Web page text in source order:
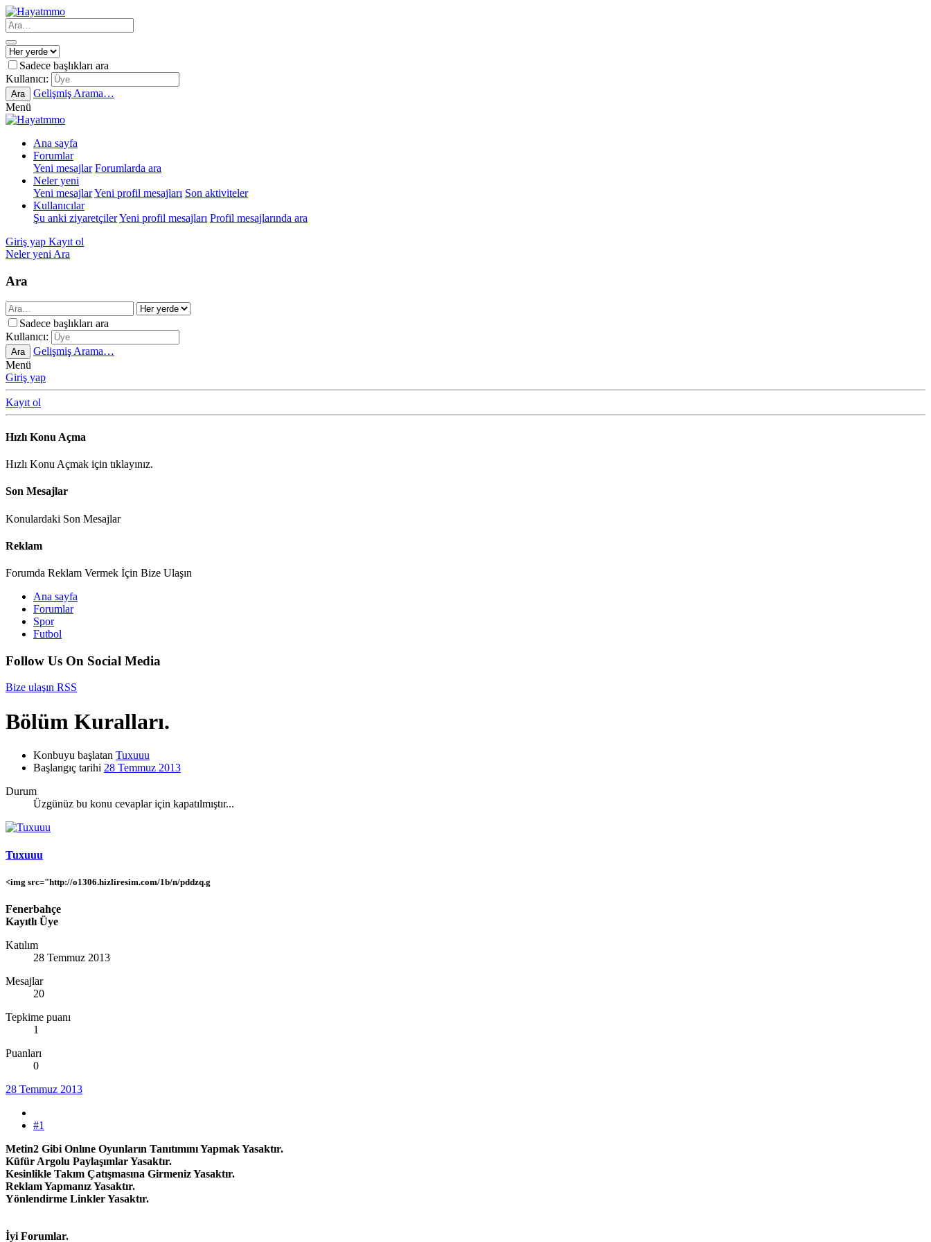
Sadece başlıkları ara
Kullanıcı:
Ara
Gelişmiş Arama…
Menü
Ana sayfa
Forumlar
Yeni mesajlar Forumlarda ara
Neler yeni
Yeni mesajlarYeni profil mesajları Son aktiviteler
Kullanıcılar
Şu anki ziyaretçilerYeni profil mesajları Profil mesajlarında ara
Giriş yap Kayıt ol
Neler yeni Ara
Ara
Sadece başlıkları ara
Kullanıcı:
Ara
Gelişmiş Arama…
Menü
Giriş yap
Kayıt ol
Hızlı Konu Açma
Hızlı Konu Açmak için tıklayınız.
Son Mesajlar
Konulardaki Son Mesajlar
Reklam
Forumda Reklam Vermek İçin Bize Ulaşın
Ana sayfa
Forumlar
Spor
Futbol
Follow Us On Social Media
Bize ulaşın RSS
Bölüm Kuralları.
Konbuyu başlatan Tuxuuu
Başlangıç tarihi 28 Temmuz 2013
Durum
Üzgünüz bu konu cevaplar için kapatılmıştır...
Tuxuuu
<img src="http://o1306.hizliresim.com/1b/n/pddzq.g
Fenerbahçe
Kayıtlı Üye
Katılım
28 Temmuz 2013
Mesajlar
20
Tepkime puanı
1
Puanları
0
28 Temmuz 2013
#1
Metin2 Gibi Onlıne Oyunların Tanıtımını Yapmak Yasaktır.
Küfür Argolu Paylaşımlar Yasaktır.
Kesinlikle Takım Çatışmasına Girmeniz Yasaktır.
Reklam Yapmanız Yasaktır.
Yönlendirme Linkler Yasaktır.
İyi Forumlar.